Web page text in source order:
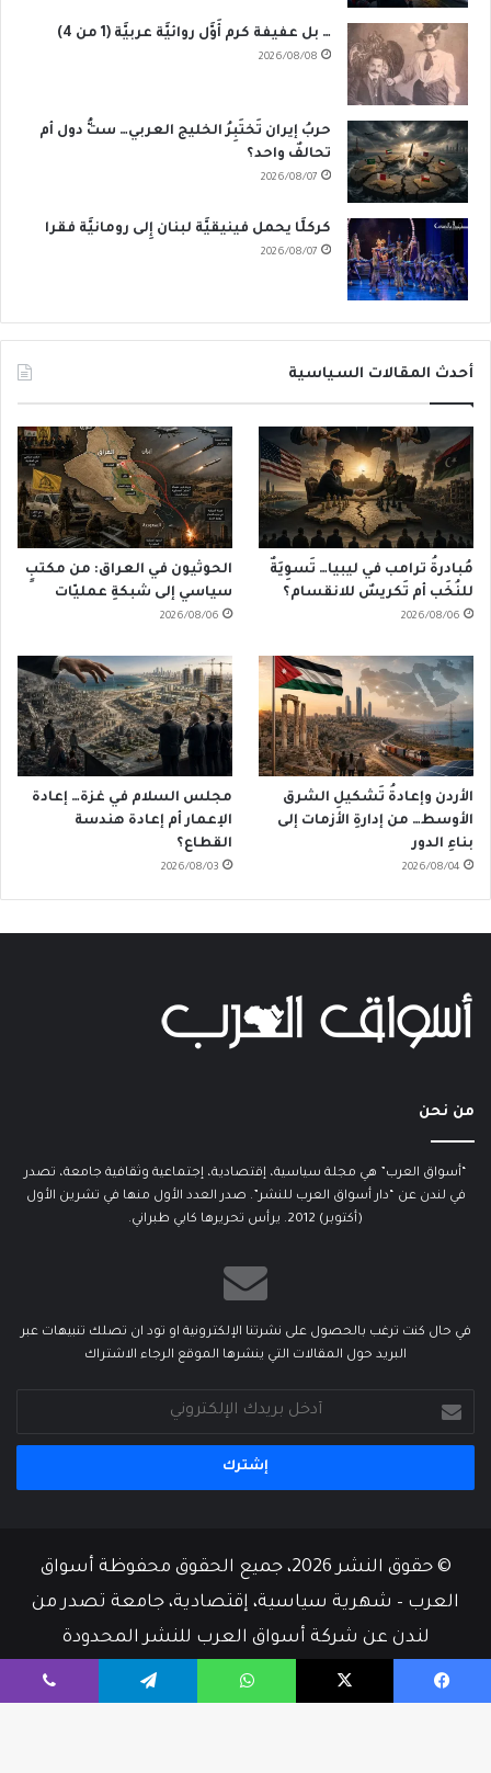
… بل عفيفة كرم أَوَّل روائيَّة عربيَّة (1 من 4)
2026/08/08
حربُ إيران تَختَبِرُ الخليج العربي… ستُّ دول أم
تحالفٌ واحد؟
2026/08/07
كركلَّا يحمل فينيقيَّة لبنان إِلى رومانيَّة فقرا
2026/08/07
أحدث المقالات السياسية
مُبادرةُ ترامب في ليبيا… تَسوِيَةٌ
للنُخَب أم تَكريسٌ للانقسام؟
2026/08/06
الحوثيون في العراق: من مكتبٍ
سياسي إلى شبكةِ عمليّات
2026/08/06
الأردن وإعادةُ تَشكيلِ الشرق
الأوسط… من إدارةِ الأزمات إلى
بناءِ الدور
2026/08/04
مجلس السلام في غزة… إعادة
الإعمار أم إعادة هندسة
القطاع؟
2026/08/03
من نحن
“أسواق العرب” هي مجلة سياسية، إقتصادية، إجتماعية وثقافية جامعة، تصدر
في لندن عن “دار أسواق العرب للنشر”. صدر العدد الأول منها في تشرين الأول
(أكتوبر) 2012. يرأس تحريرها كابي طبراني.
في حال كنت ترغب بالحصول على نشرتنا الإلكترونية او تود ان تصلك تنبيهات عبر
البريد حول المقالات التي ينشرها الموقع الرجاء الاشتراك
بريدك
الإلكتروني
© حقوق النشر 2026، جميع الحقوق محفوظة أسواق
العرب – شهرية سياسية، إقتصادية، جامعة تصدر من
لندن عن شركة أسواق العرب للنشر المحدودة
من نحن أسرة التحرير إتصل بنا
فيسبوك ‫X واتساب تيلقرام ڤايبر